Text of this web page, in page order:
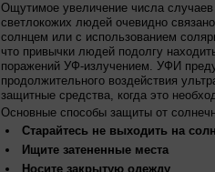
Ощутимое увеличение числа
светлокожих людей очевидно
солнцем или с использованием
что привычки людей подолгу
поражений УФ-излучением. УФИ
продолжительного воздействия
защитные средства, когда это
Основные способы защиты от
Старайтесь не выходить на
Ищите затененные места
Носите закрытую одежду